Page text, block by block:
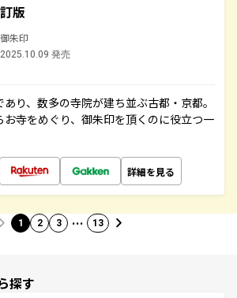
訂版
御朱印
2025.10.09 発売
り、数多の寺院が建ち並ぶ古都・京都。
寺をめぐり、御朱印を頂くのに役立つ一
詳細を見る
1 2 3 … 13
探す